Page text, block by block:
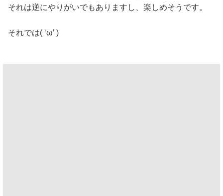
それは逆にやりがいでもありますし、楽しめそうです。
それでは( ‘ω’ )